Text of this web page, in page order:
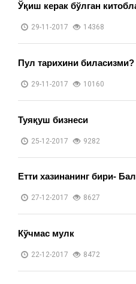
Ўқиш керак бўлган
29-11-2017 14368
Пул тарихини биласизми?
29-11-2017 10160
Туяқуш бизнеси
25-12-2017 9282
Етти хазинанинг бири-
27-12-2017 8627
Кўчмас мулк
22-12-2017 8472